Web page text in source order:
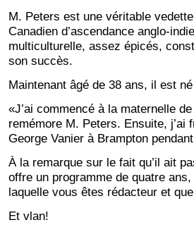
M. Peters est une véritable
Canadien d’ascendance anglo-
multiculturelle, assez épicés,
son succès.
Maintenant âgé de 38 ans, il est
«J’ai commencé à la maternelle
remémore M. Peters. Ensuite, j’ai
George Vanier à Brampton
À la remarque sur le fait qu’il ait
offre un programme de quatre
laquelle vous êtes rédacteur et
Et vlan!